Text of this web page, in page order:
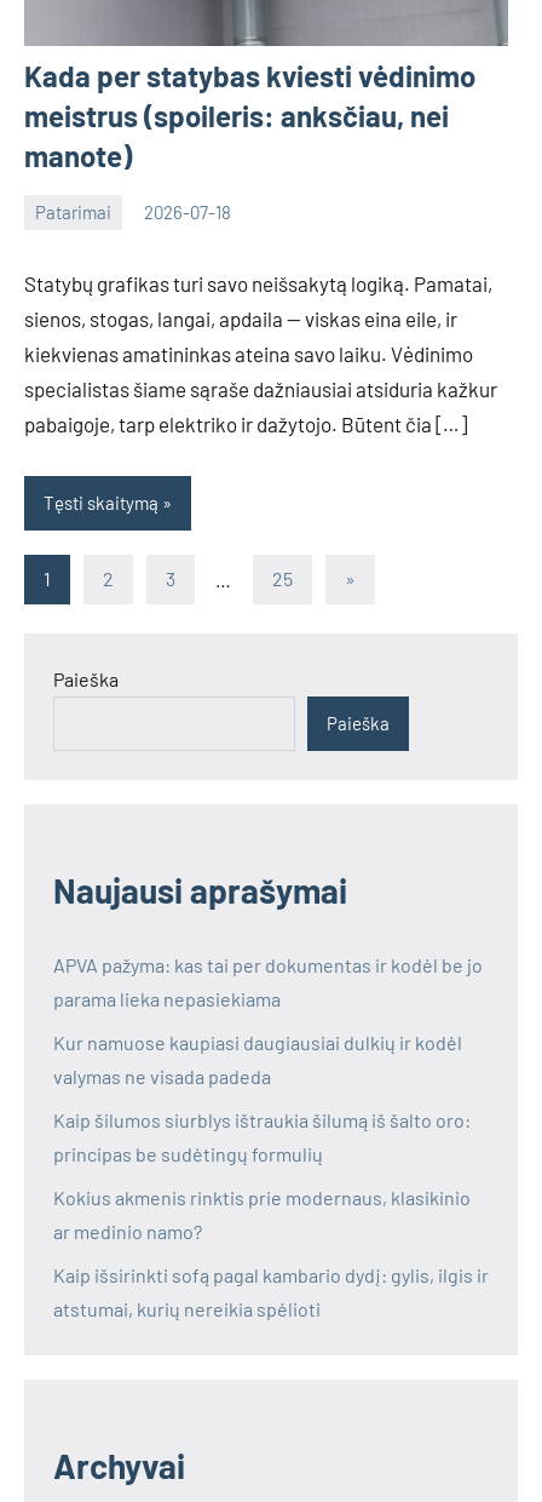
Kada per statybas kviesti vėdinimo
meistrus (spoileris: anksčiau, nei
manote)
Patarimai 2026-07-18
Statybų grafikas turi savo neišsakytą logiką. Pamatai,
sienos, stogas, langai, apdaila — viskas eina eile, ir
kiekvienas amatininkas ateina savo laiku. Vėdinimo
specialistas šiame sąraše dažniausiai atsiduria kažkur
pabaigoje, tarp elektriko ir dažytojo. Būtent čia […]
Tęsti skaitymą
Įrašų
1 2 3 25
Next
»
Paieška
Paieška
Naujausi aprašymai
APVA pažyma: kas tai per dokumentas ir kodėl be jo
parama lieka nepasiekiama
Kur namuose kaupiasi daugiausiai dulkių ir kodėl
valymas ne visada padeda
Kaip šilumos siurblys ištraukia šilumą iš šalto oro:
principas be sudėtingų formulių
Kokius akmenis rinktis prie modernaus, klasikinio
ar medinio namo?
Kaip išsirinkti sofą pagal kambario dydį: gylis, ilgis ir
atstumai, kurių nereikia spėlioti
Archyvai